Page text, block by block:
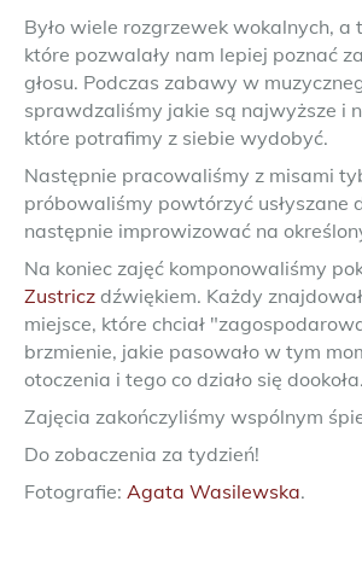
Było wiele rozgrzewek wokalnych, a
które pozwalały nam lepiej poznać
głosu. Podczas zabawy w
sprawdzaliśmy jakie są najwyższe i
które potrafimy z siebie wydobyć.
Następnie pracowaliśmy z misami
próbowaliśmy powtórzyć usłyszane
następnie improwizować na
Na koniec zajęć komponowaliśmy
Zustricz dźwiękiem. Każdy
miejsce, które chciał
brzmienie, jakie pasowało w tym
otoczenia i tego co działo się dookoła.
Zajęcia zakończyliśmy wspólnym
Do zobaczenia za tydzień!
Fotografie: Agata Wasilewska.